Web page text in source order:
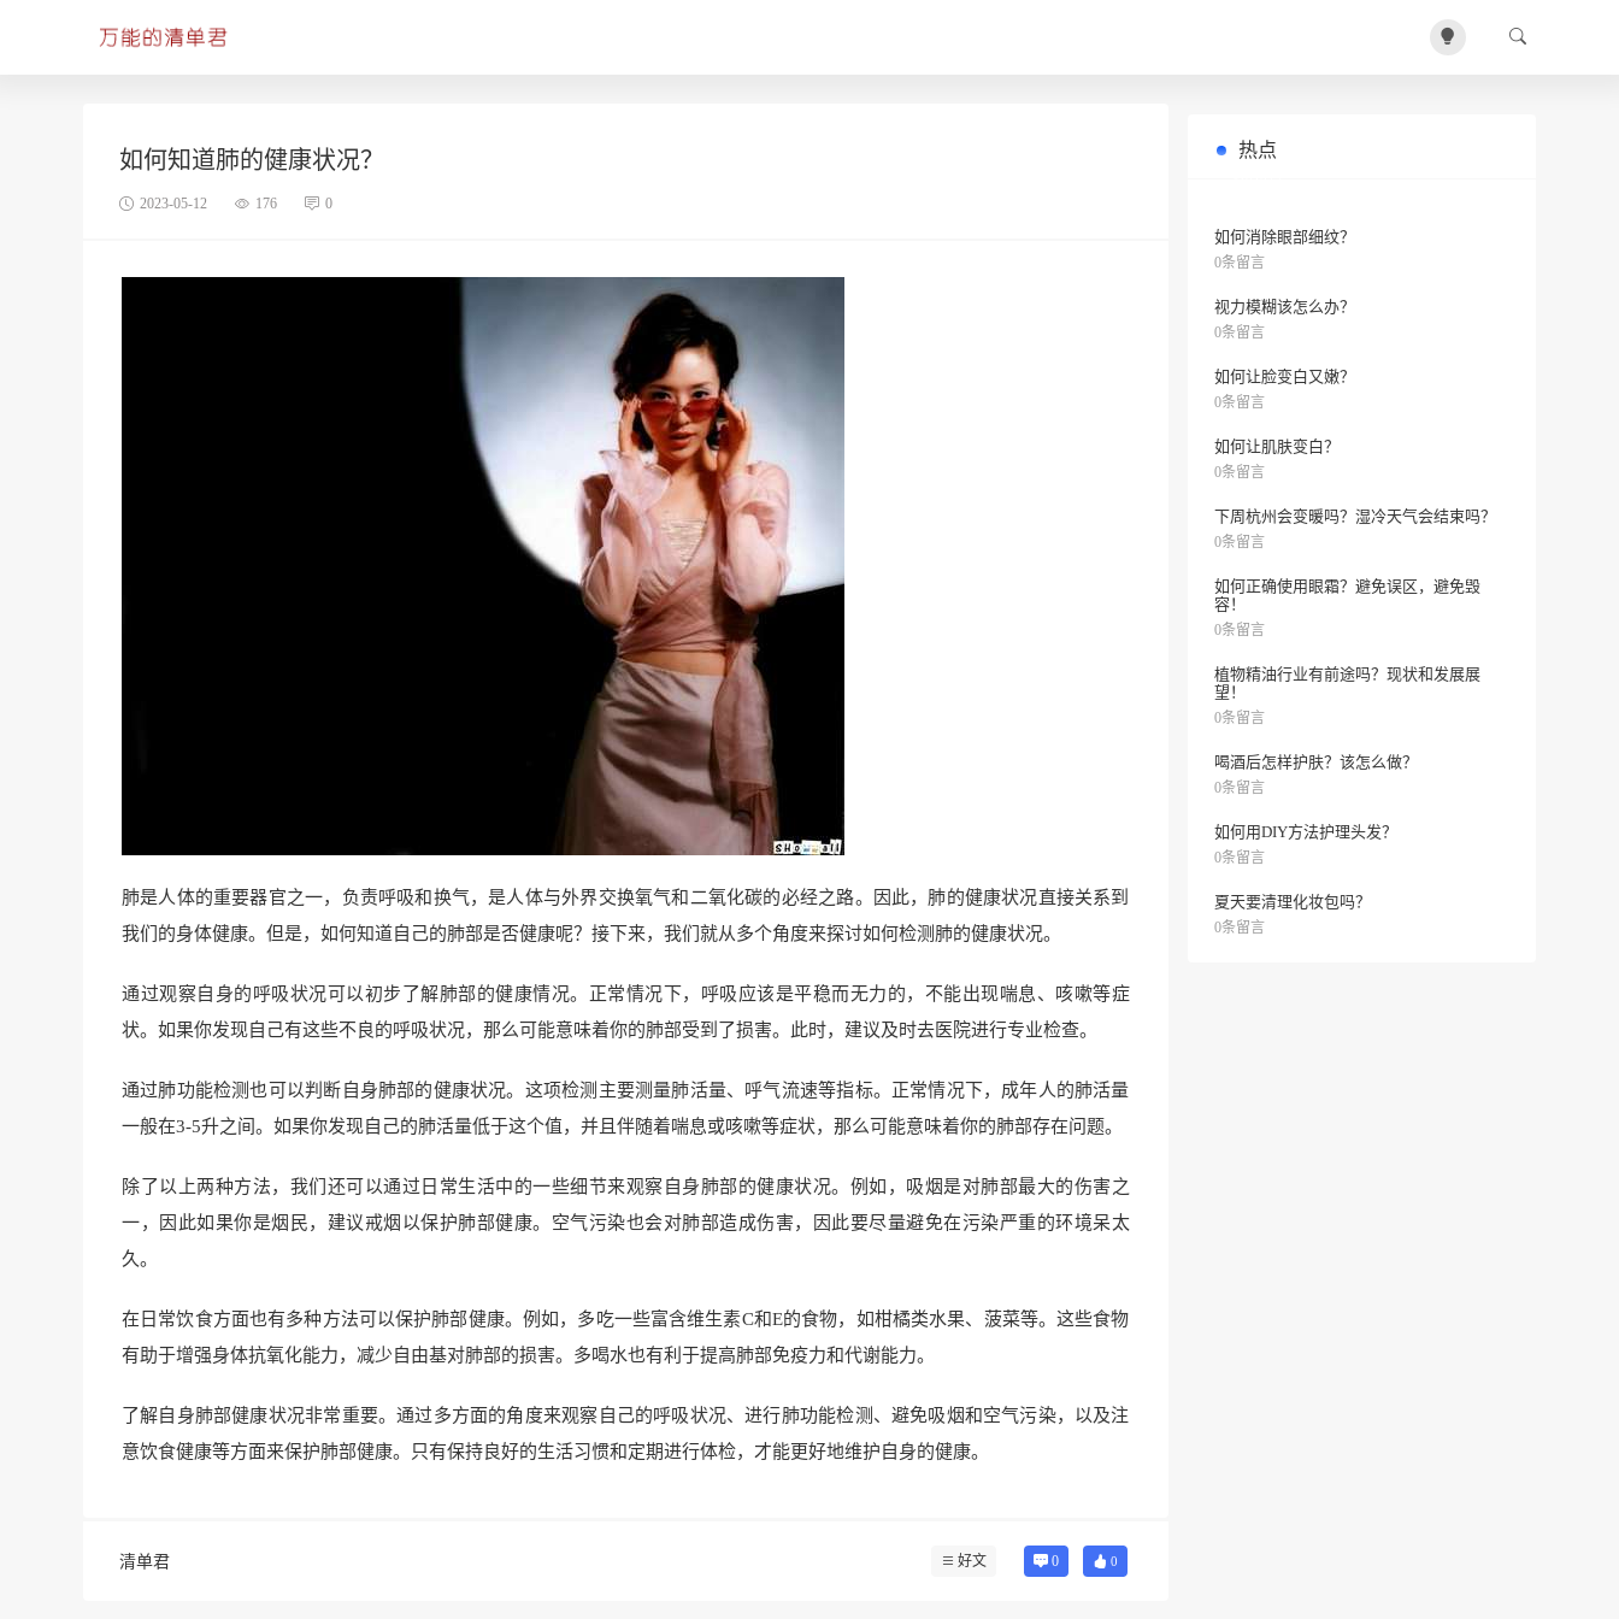
如何知道肺的健康状况？
2023-05-12 176 0
肺是人体的重要器官之一，负责呼吸和换气，是人体与外界交换氧气和二氧化碳的必经之路。因此，肺的健康状况直接关系到
我们的身体健康。但是，如何知道自己的肺部是否健康呢？接下来，我们就从多个角度来探讨如何检测肺的健康状况。
通过观察自身的呼吸状况可以初步了解肺部的健康情况。正常情况下，呼吸应该是平稳而无力的，不能出现喘息、咳嗽等症
状。如果你发现自己有这些不良的呼吸状况，那么可能意味着你的肺部受到了损害。此时，建议及时去医院进行专业检查。
通过肺功能检测也可以判断自身肺部的健康状况。这项检测主要测量肺活量、呼气流速等指标。正常情况下，成年人的肺活量
一般在3-5升之间。如果你发现自己的肺活量低于这个值，并且伴随着喘息或咳嗽等症状，那么可能意味着你的肺部存在问题。
除了以上两种方法，我们还可以通过日常生活中的一些细节来观察自身肺部的健康状况。例如，吸烟是对肺部最大的伤害之
一，因此如果你是烟民，建议戒烟以保护肺部健康。空气污染也会对肺部造成伤害，因此要尽量避免在污染严重的环境呆太
久。
在日常饮食方面也有多种方法可以保护肺部健康。例如，多吃一些富含维生素C和E的食物，如柑橘类水果、菠菜等。这些食物
有助于增强身体抗氧化能力，减少自由基对肺部的损害。多喝水也有利于提高肺部免疫力和代谢能力。
了解自身肺部健康状况非常重要。通过多方面的角度来观察自己的呼吸状况、进行肺功能检测、避免吸烟和空气污染，以及注
意饮食健康等方面来保护肺部健康。只有保持良好的生活习惯和定期进行体检，才能更好地维护自身的健康。
清单君 好文 0 0
热点
如何消除眼部细纹？
0条留言
视力模糊该怎么办？
0条留言
如何让脸变白又嫩？
0条留言
如何让肌肤变白？
0条留言
下周杭州会变暖吗？湿冷天气会结束吗？
0条留言
如何正确使用眼霜？避免误区，避免毁
容！
0条留言
植物精油行业有前途吗？现状和发展展
望！
0条留言
喝酒后怎样护肤？该怎么做？
0条留言
如何用DIY方法护理头发？
0条留言
夏天要清理化妆包吗？
0条留言